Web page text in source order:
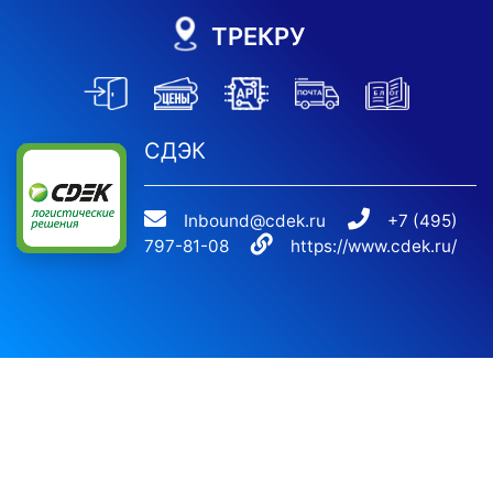
ТРЕКРУ
СДЭК
Inbound@cdek.ru
+7 (495)
797-81-08
https://www.cdek.ru/